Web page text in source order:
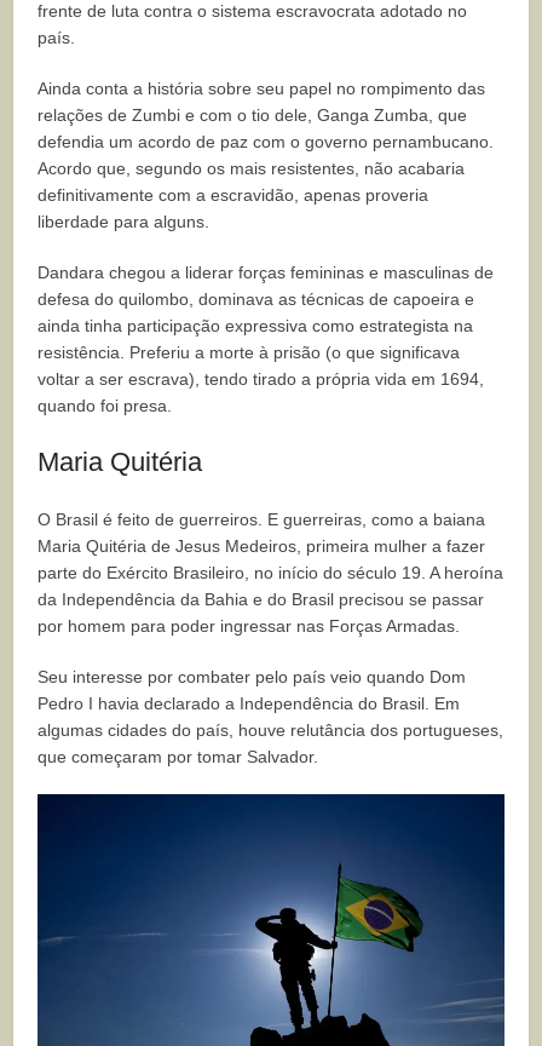
frente de luta contra o sistema escravocrata adotado no
país.
Ainda conta a história sobre seu papel no rompimento das
relações de Zumbi e com o tio dele, Ganga Zumba, que
defendia um acordo de paz com o governo pernambucano.
Acordo que, segundo os mais resistentes, não acabaria
definitivamente com a escravidão, apenas proveria
liberdade para alguns.
Dandara chegou a liderar forças femininas e masculinas de
defesa do quilombo, dominava as técnicas de capoeira e
ainda tinha participação expressiva como estrategista na
resistência. Preferiu a morte à prisão (o que significava
voltar a ser escrava), tendo tirado a própria vida em 1694,
quando foi presa.
Maria Quitéria
O Brasil é feito de guerreiros. E guerreiras, como a baiana
Maria Quitéria de Jesus Medeiros, primeira mulher a fazer
parte do Exército Brasileiro, no início do século 19. A heroína
da Independência da Bahia e do Brasil precisou se passar
por homem para poder ingressar nas Forças Armadas.
Seu interesse por combater pelo país veio quando Dom
Pedro I havia declarado a Independência do Brasil. Em
algumas cidades do país, houve relutância dos portugueses,
que começaram por tomar Salvador.